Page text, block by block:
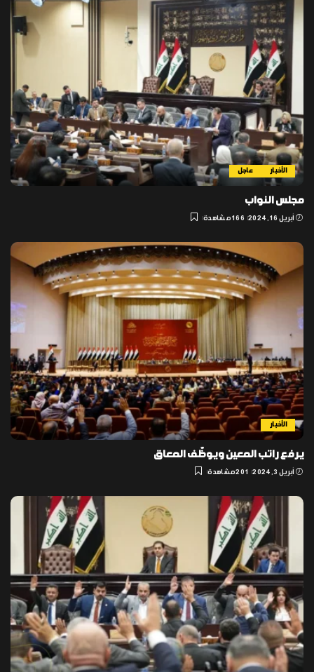
الأخبار عاجل
مجلس النواب
أبريل 16, 2024 166 مشاهدة
الأخبار
يرفع راتب المعين ويوظّف المعاق
أبريل 3, 2024 201 مشاهدة